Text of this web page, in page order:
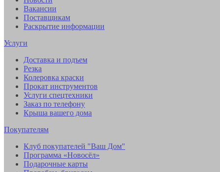
Вакансии
Поставщикам
Раскрытие информации
Услуги
Доставка и подъем
Резка
Колеровка краски
Прокат инструментов
Услуги спецтехники
Заказ по телефону
Крыша вашего дома
Покупателям
Клуб покупателей "Ваш Дом"
Программа «Новосёл»
Подарочные карты